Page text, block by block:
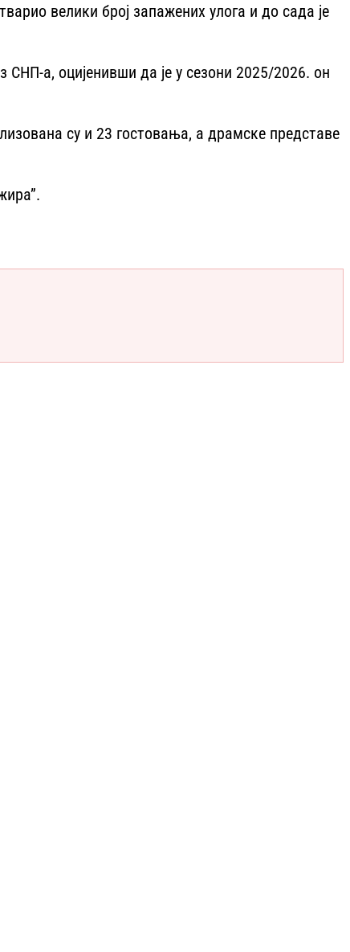
велики број запажених улога и до сада је
СНП-а, оцијенивши да је у сезони 2025/2026. он
су и 23 гостовања, а драмске представе